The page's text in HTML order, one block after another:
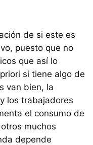
de si este es
puesto que no
que así lo
si tiene algo de
van bien, la
los trabajadores
el consumo de
muchos
depende